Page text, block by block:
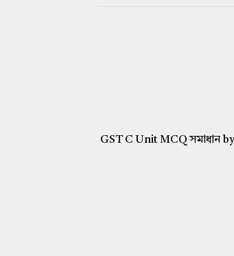
GST C Unit MCQ সমাধান